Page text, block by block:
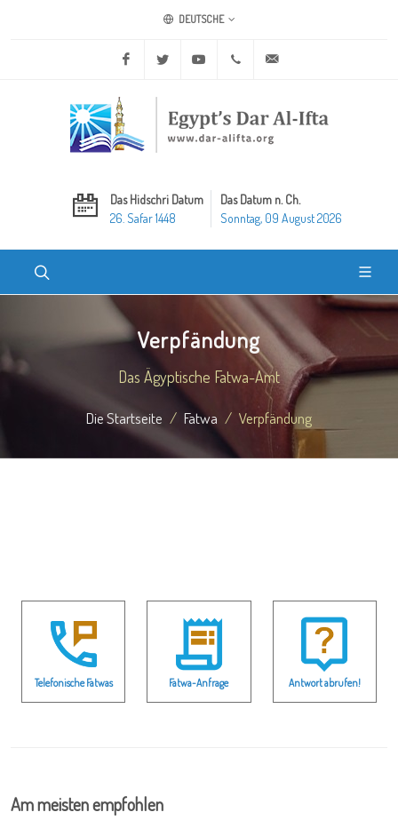
DEUTSCHE
Facebook Twitter Youtube +20 2 25970400
Das Hidschri Datum
26. Safar 1448
Das Datum n. Ch.
Sonntag, 09 August 2026
Verpfändung
Das Ägyptische Fatwa-Amt
Die Startseite Fatwa Verpfändung
Telefonische Fatwas Fatwa-Anfrage Antwort abrufen!
Am meisten empfohlen